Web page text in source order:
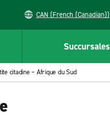
CAN (French (Canadian))
Succursales
citadine – Afrique du Sud